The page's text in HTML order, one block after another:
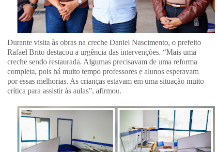
Durante visita às obras na creche Daniel Nascimento, o prefeito
Rafael Brito destacou a urgência das intervenções. “Mais uma
creche sendo restaurada. Algumas precisavam de uma reforma
completa, pois há muito tempo professores e alunos esperavam
por essas melhorias. As crianças estavam em uma situação muito
crítica para assistir às aulas”, afirmou.